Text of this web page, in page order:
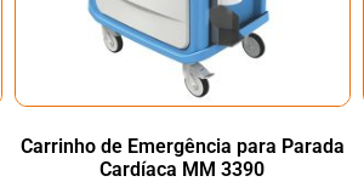
Carrinho de Emergência para Parada
Cardíaca MM 3390